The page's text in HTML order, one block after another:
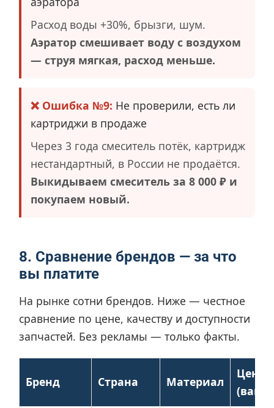
Расход воды +30%, брызги, шум.
Аэратор смешивает воду с воздухом
— струя мягкая, расход меньше.
❌ Ошибка №9: Не проверили, есть ли
картриджи в продаже
Через 3 года смеситель потёк, картридж
нестандартный, в России не продаётся.
Выкидываем смеситель за 8 000 ₽ и
покупаем новый.
8. Сравнение брендов — за что
вы платите
На рынке сотни брендов. Ниже — честное
сравнение по цене, качеству и доступности
запчастей. Без рекламы — только факты.
Бренд Страна Материал
Цена